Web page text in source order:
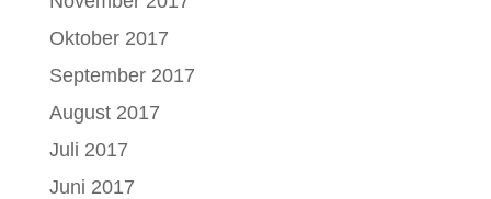
Oktober 2017
September 2017
August 2017
Juli 2017
Juni 2017